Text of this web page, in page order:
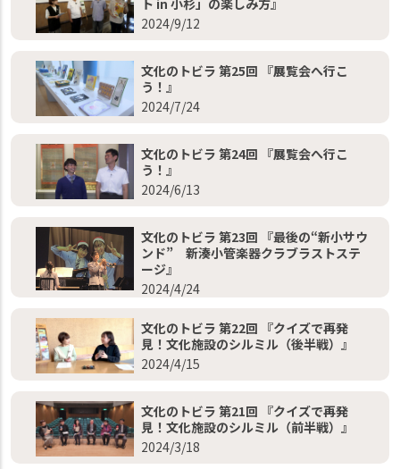
ト in 小杉」の楽しみ方』
2024/9/12
文化のトビラ 第25回 『展覧会へ行こ
う！』
2024/7/24
文化のトビラ 第24回 『展覧会へ行こ
う！』
2024/6/13
文化のトビラ 第23回 『最後の“新小サウ
ンド” 新湊小管楽器クラブラストステ
ージ』
2024/4/24
文化のトビラ 第22回 『クイズで再発
見！文化施設のシルミル（後半戦）』
2024/4/15
文化のトビラ 第21回 『クイズで再発
見！文化施設のシルミル（前半戦）』
2024/3/18